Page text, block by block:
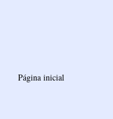
Página inicial